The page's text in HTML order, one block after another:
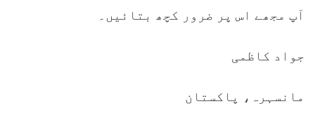
آپ مجھے اس پر ضرور کچھ بتائیں۔
جواد کاظمی
مانسہرہ، پاکستان